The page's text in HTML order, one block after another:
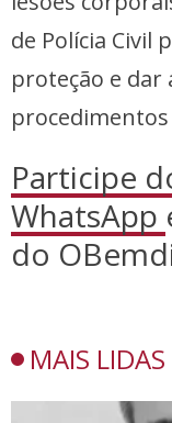
de Polícia Civil
proteção e dar
Participe
WhatsApp
do
MAIS LIDAS